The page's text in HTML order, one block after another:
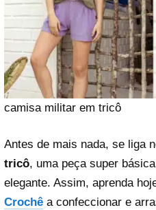
camisa militar em tricô
Antes de mais nada, se liga
tricô, uma peça super
elegante. Assim, aprenda
Crochê a confeccionar e